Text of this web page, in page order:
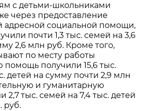
с детьми-школьниками
через предоставление
адресной социальной помощи,
почти 1,3 тыс. семей на 3,6
2,6 млн руб. Кроме того,
по месту работы
помощь получили 15,6 тыс.
детей на сумму почти 2,9 млн
и гуманитарную
2,7 тыс. семей на 7,4 тыс. детей
руб.